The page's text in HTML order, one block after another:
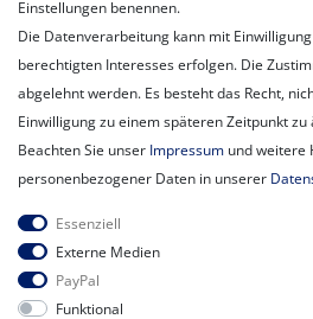
Newsletter
Newsletter
Honig
Hiermit bestätige ich, dass ich die
Meine Einwilligung kann ich jederzeit
Einstellungen benennen.
Die Datenverarbeitung kann mit
berechtigten Interesses erfolgen. Die
abgelehnt werden. Es besteht das Recht,
Einwilligung zu einem späteren Zeitpunkt
Beachten Sie unser Impressum und weitere
personenbezogener Daten in unserer
Essenziell
Externe Medien
PayPal
Funktional